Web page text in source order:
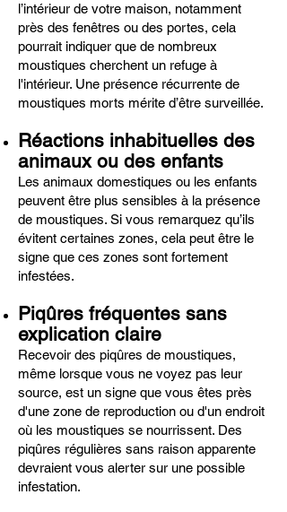
l’intérieur de votre maison, notamment
près des fenêtres ou des portes, cela
pourrait indiquer que de nombreux
moustiques cherchent un refuge à
l'intérieur. Une présence récurrente de
moustiques morts mérite d’être surveillée.
Réactions inhabituelles des
animaux ou des enfants
Les animaux domestiques ou les enfants
peuvent être plus sensibles à la présence
de moustiques. Si vous remarquez qu’ils
évitent certaines zones, cela peut être le
signe que ces zones sont fortement
infestées.
Piqûres fréquentes sans
explication claire
Recevoir des piqûres de moustiques,
même lorsque vous ne voyez pas leur
source, est un signe que vous êtes près
d'une zone de reproduction ou d'un endroit
où les moustiques se nourrissent. Des
piqûres régulières sans raison apparente
devraient vous alerter sur une possible
infestation.